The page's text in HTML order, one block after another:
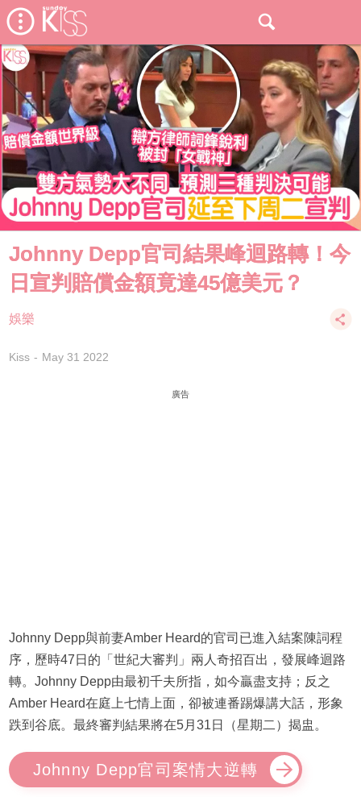
Johnny Depp官司結果峰迴路轉！今
日宣判賠償金額竟達45億美元？
娛樂
Kiss May 31 2022
廣告
Johnny Depp與前妻Amber Heard的官司已進入結案陳詞程
序，歷時47日的「世紀大審判」兩人奇招百出，發展峰迴路
轉。Johnny Depp由最初千夫所指，如今贏盡支持；反之
Amber Heard在庭上七情上面，卻被連番踢爆講大話，形象
跌到谷底。最終審判結果將在5月31日（星期二）揭盅。
Johnny Depp官司案情大逆轉